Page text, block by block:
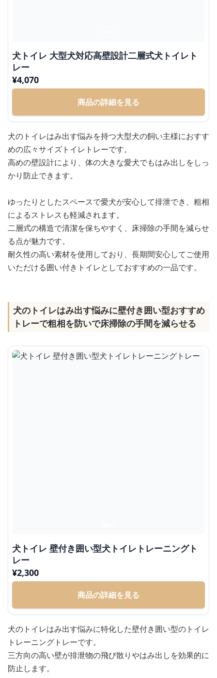
犬トイレ 大型犬対応高壁設計二層式犬トイレト
レー
¥4,070
商品の詳細を見る
犬のトイレはみ出す悩みを持つ大型犬の飼い主様におすす
めの広々サイズトイレトレーです。
高めの壁設計により、体の大きな愛犬でもはみ出しをしっ
かり防止できます。
ゆったりとしたスペースで愛犬が安心して排泄でき、粗相
によるストレスも軽減されます。
二層式の構造で清潔を保ちやすく、床掃除の手間を減らせ
る点が魅力です。
耐久性の高い素材を使用しており、長期間安心してご使用
いただける囲い付きトイレとしておすすめの一品です。
犬のトイレはみ出す悩みに壁付き囲い型おすすめ
トレーで粗相を防いで床掃除の手間を減らせる
犬トイレ 壁付き囲い型犬トイレトレーニングト
レー
¥2,300
商品の詳細を見る
犬のトイレはみ出す悩みに特化した壁付き囲い型のトイレ
トレーニングトレーです。
三方向の高い壁が排泄物の飛び散りやはみ出しを効果的に
防止します。